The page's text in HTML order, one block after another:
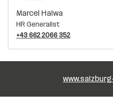
Marcel Halwa
HR Generalist
+43 662 2066 352